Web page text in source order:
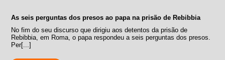
As seis perguntas dos presos ao papa na prisão de Rebibbia
No fim do seu discurso que dirigiu aos detentos da prisão de
Rebibbia, em Roma, o papa respondeu a seis perguntas dos presos.
Per[...]